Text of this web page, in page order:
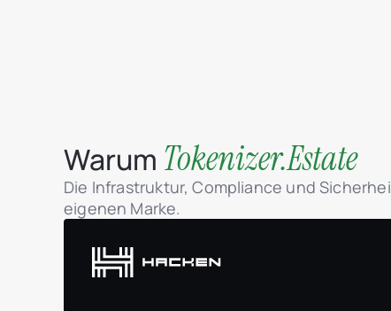
Warum Tokenizer.Estate
Die Infrastruktur, Compliance und
eigenen Marke.